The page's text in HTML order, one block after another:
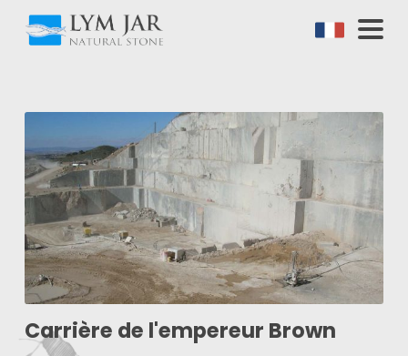
Carrière de l'empereur Brown